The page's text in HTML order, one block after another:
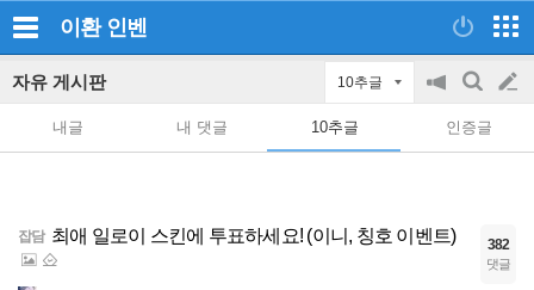
이환 인벤
자유 게시판 10추글
공
on/off
검
색
글
쓰
내글 내 댓글 10추글 인증글
잡담 최애 일로이 스킨에 투표하세요! (이니, 칭호 이벤트) 382
댓글